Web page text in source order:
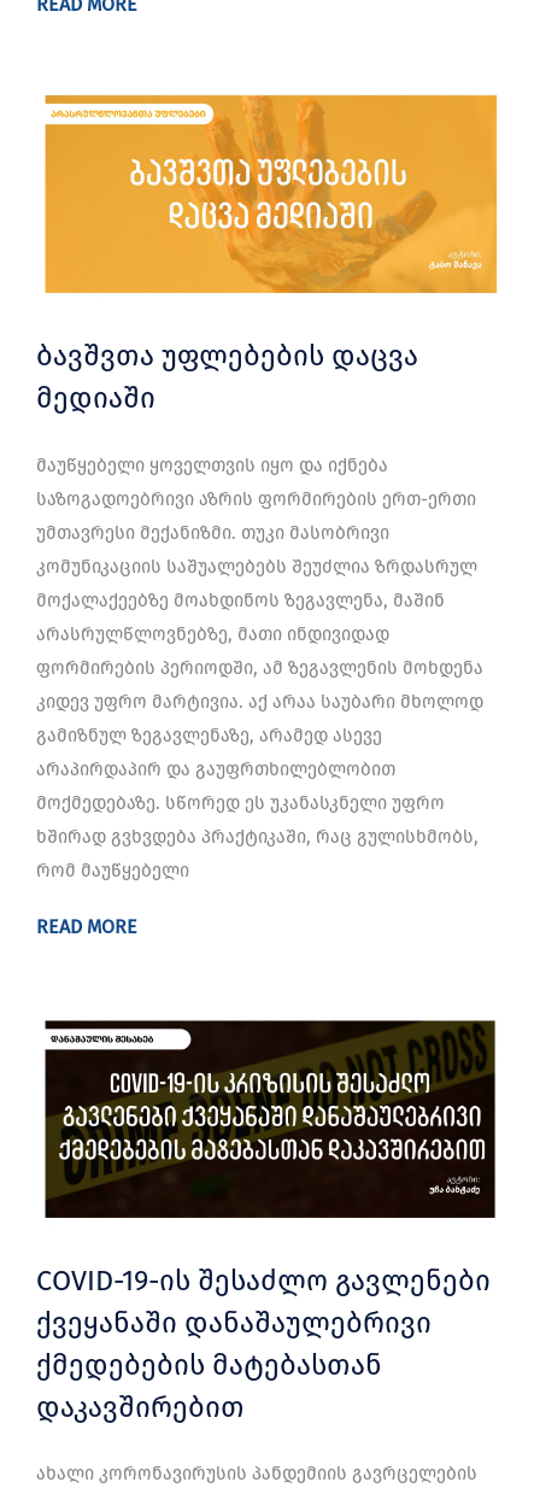
ბავშვთა უფლებების დაცვა
მედიაში
მაუწყებელი ყოველთვის იყო და იქნება
საზოგადოებრივი აზრის ფორმირების ერთ-ერთი
უმთავრესი მექანიზმი. თუკი მასობრივი
კომუნიკაციის საშუალებებს შეუძლია ზრდასრულ
მოქალაქეებზე მოახდინოს ზეგავლენა, მაშინ
არასრულწლოვნებზე, მათი ინდივიდად
ფორმირების პერიოდში, ამ ზეგავლენის მოხდენა
კიდევ უფრო მარტივია. აქ არაა საუბარი მხოლოდ
გამიზნულ ზეგავლენაზე, არამედ ასევე
არაპირდაპირ და გაუფრთხილებლობით
მოქმედებაზე. სწორედ ეს უკანასკნელი უფრო
ხშირად გვხვდება პრაქტიკაში, რაც გულისხმობს,
რომ მაუწყებელი
READ MORE
COVID-19-ის შესაძლო გავლენები
ქვეყანაში დანაშაულებრივი
ქმედებების მატებასთან
დაკავშირებით
ახალი კორონავირუსის პანდემიის გავრცელების